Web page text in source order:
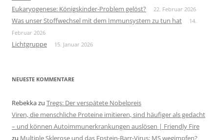
Eukaryogenese: Königskinder-Problem gelöst? 22. Februar 2026
Was unser Stoffwechsel mit dem Immunsystem zu tun hat
14.
Februar 2026
Lichtgruppe 15. Januar 2026
NEUESTE KOMMENTARE
Rebekkazu Tregs: Der verspätete Nobelpreis
Viren, die menschliche Proteine imitieren, sind häufiger als gedacht
– und können Autoimmunerkrankungen auslösen | Friendly Fire